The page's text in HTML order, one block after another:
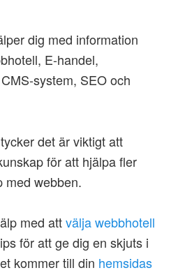
dig med information
E-handel,
system, SEO och
det är viktigt att
för att hjälpa fler
med webben.
med attvälja webbhotell
för att ge dig en skjuts i
kommer till din hemsidas